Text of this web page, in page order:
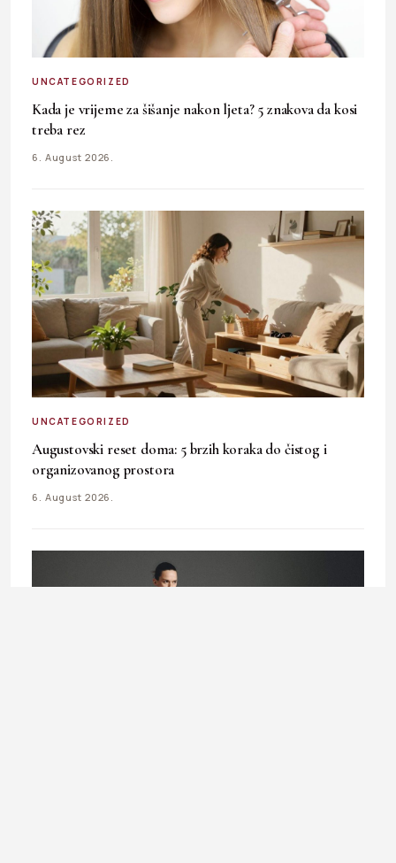
UNCATEGORIZED
Kada je vrijeme za šišanje nakon ljeta? 5 znakova da kosi
treba rez
6. August 2026.
UNCATEGORIZED
Augustovski reset doma: 5 brzih koraka do čistog i
organizovanog prostora
6. August 2026.